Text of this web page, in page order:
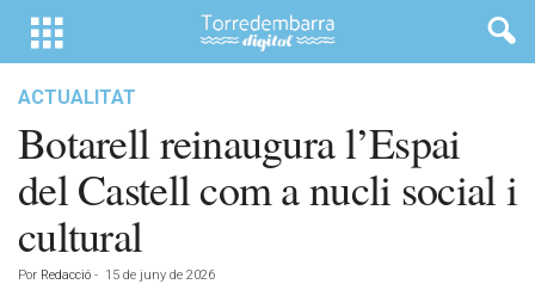
ACTUALITAT
Botarell reinaugura l’Espai
del Castell com a nucli social i
cultural
Por Redacció - 15 de juny de 2026